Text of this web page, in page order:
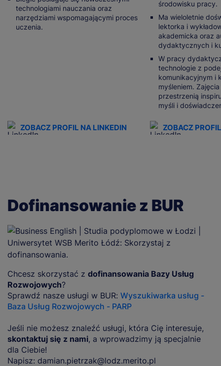
technologiami nauczania oraz
narzędziami wspomagającymi proces
uczenia.
ZOBACZ PROFIL NA LINKEDIN
środowisku pracy.
Ma wieloletnie
lektorka i
akademicka oraz
dydaktycznych i
W pracy
technologie z
komunikacyjnym i
myśleniem.
przestrzenią
myśli i
ZOBACZ
Dofinansowanie z BUR
Chcesz skorzystać z dofinansowania Bazy Usług
Rozwojowych?
Sprawdź nasze usługi w BUR: Wyszukiwarka usług -
Baza Usług Rozwojowych - PARP
Jeśli nie możesz znaleźć usługi, która Cię interesuje,
skontaktuj się z nami, a wprowadzimy ją specjalnie
dla Ciebie!
Napisz: damian.pietrzak@lodz.merito.pl